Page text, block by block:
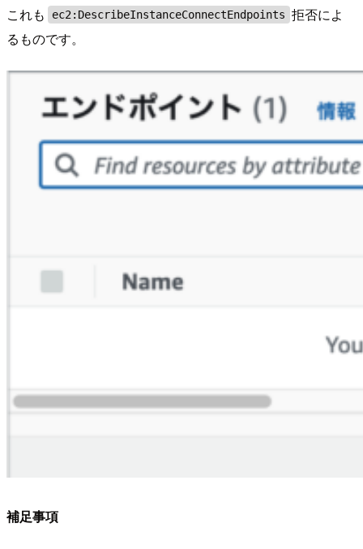
これも
ec2:DescribeInstanceConnectEndpoints 拒否によ
るものです。
補足事項